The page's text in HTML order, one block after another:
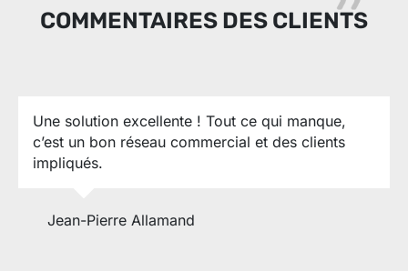
COMMENTAIRES DES CLIENTS
Une solution excellente ! Tout ce qui manque,
c’est un bon réseau commercial et des clients
impliqués.
Jean-Pierre Allamand